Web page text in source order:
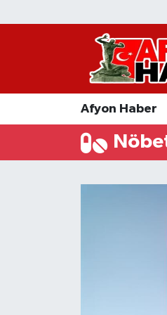
Afyon Haber
Afyon Haber
Spor
Asayiş Yaşam